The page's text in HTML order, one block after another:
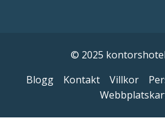
© 2025
Blogg
Kontakt Villkor